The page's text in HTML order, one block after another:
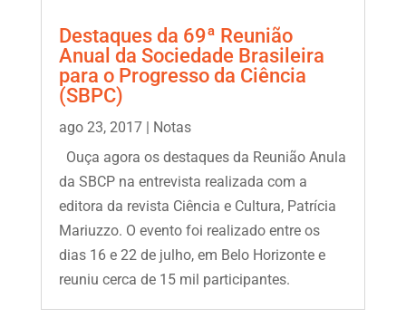
Destaques da 69ª Reunião
Anual da Sociedade Brasileira
para o Progresso da Ciência
(SBPC)
ago 23, 2017|
Notas
Ouça agora os destaques da Reunião Anula
da SBCP na entrevista realizada com a
editora da revista Ciência e Cultura, Patrícia
Mariuzzo. O evento foi realizado entre os
dias 16 e 22 de julho, em Belo Horizonte e
reuniu cerca de 15 mil participantes.